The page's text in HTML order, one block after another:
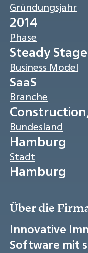
Gründungsjahr
2014
Phase
Steady Stage
Business Model
SaaS
Branche
Bundesland
Hamburg
Stadt
Hamburg
Über die
Innovative
Software mit